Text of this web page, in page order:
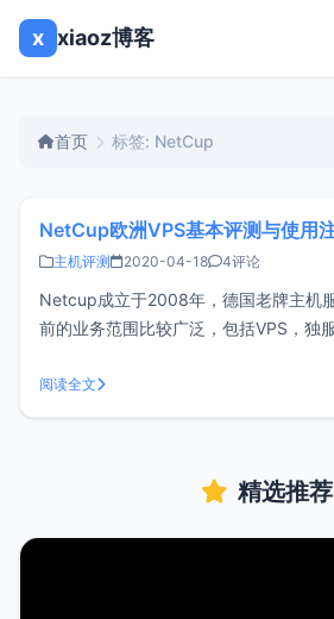
x xiaoz博客
首页 标签: NetCup
主机评测 2020-04-18 4评论
Netcup成立于2008年，德国老牌主机
前的业务范围比较广泛，包括VPS，独
Netcup账号比较严格，需要订购产品的
注册后账号需要提供身份证明。xiaoz
阅读全文
精选推荐